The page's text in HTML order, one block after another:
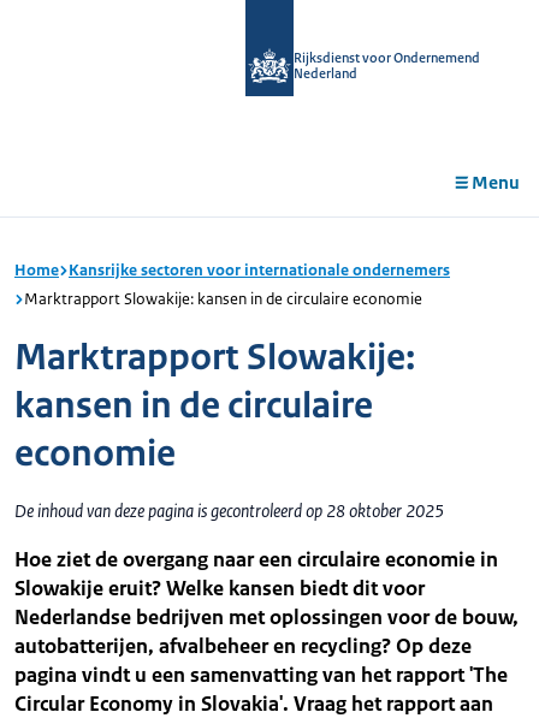
Rijksdienst voor Ondernemend
Nederland
Menu
Home Kansrijke sectoren voor internationale ondernemers
Marktrapport Slowakije: kansen in de circulaire economie
Marktrapport Slowakije:
kansen in de circulaire
economie
De inhoud van deze pagina is gecontroleerd op 28 oktober 2025
Hoe ziet de overgang naar een circulaire economie in
Slowakije eruit? Welke kansen biedt dit voor
Nederlandse bedrijven met oplossingen voor de bouw,
autobatterijen, afvalbeheer en recycling? Op deze
pagina vindt u een samenvatting van het rapport 'The
Circular Economy in Slovakia'. Vraag het rapport aan